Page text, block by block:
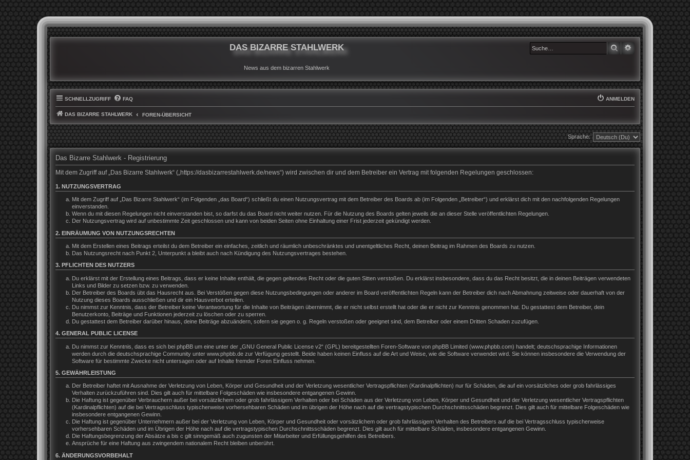
DAS BIZARRE STAHLWERK
News aus dem bizarren Stahlwerk
SUCHE
SCHNELLZUGRIFF FAQ ANMELDEN
DAS BIZARRE STAHLWERK FOREN-ÜBERSICHT
Sprache:
Das Bizarre Stahlwerk - Registrierung
Mit dem Zugriff auf „Das Bizarre Stahlwerk“ („https://dasbizarrestahlwerk.de/news“) wird zwischen dir und dem Betreiber ein Vertrag mit folgenden Regelungen geschlossen:
1. NUTZUNGSVERTRAG
Mit dem Zugriff auf „Das Bizarre Stahlwerk“ (im Folgenden „das Board“) schließt du einen Nutzungsvertrag mit dem Betreiber des Boards ab (im Folgenden „Betreiber“) und erklärst dich mit den nachfolgenden Regelungen
einverstanden.
Wenn du mit diesen Regelungen nicht einverstanden bist, so darfst du das Board nicht weiter nutzen. Für die Nutzung des Boards gelten jeweils die an dieser Stelle veröffentlichten Regelungen.
Der Nutzungsvertrag wird auf unbestimmte Zeit geschlossen und kann von beiden Seiten ohne Einhaltung einer Frist jederzeit gekündigt werden.
2. EINRÄUMUNG VON NUTZUNGSRECHTEN
Mit dem Erstellen eines Beitrags erteilst du dem Betreiber ein einfaches, zeitlich und räumlich unbeschränktes und unentgeltliches Recht, deinen Beitrag im Rahmen des Boards zu nutzen.
Das Nutzungsrecht nach Punkt 2, Unterpunkt a bleibt auch nach Kündigung des Nutzungsvertrages bestehen.
3. PFLICHTEN DES NUTZERS
Du erklärst mit der Erstellung eines Beitrags, dass er keine Inhalte enthält, die gegen geltendes Recht oder die guten Sitten verstoßen. Du erklärst insbesondere, dass du das Recht besitzt, die in deinen Beiträgen verwendeten
Links und Bilder zu setzen bzw. zu verwenden.
Der Betreiber des Boards übt das Hausrecht aus. Bei Verstößen gegen diese Nutzungsbedingungen oder anderer im Board veröffentlichten Regeln kann der Betreiber dich nach Abmahnung zeitweise oder dauerhaft von der
Nutzung dieses Boards ausschließen und dir ein Hausverbot erteilen.
Du nimmst zur Kenntnis, dass der Betreiber keine Verantwortung für die Inhalte von Beiträgen übernimmt, die er nicht selbst erstellt hat oder die er nicht zur Kenntnis genommen hat. Du gestattest dem Betreiber, dein
Benutzerkonto, Beiträge und Funktionen jederzeit zu löschen oder zu sperren.
Du gestattest dem Betreiber darüber hinaus, deine Beiträge abzuändern, sofern sie gegen o. g. Regeln verstoßen oder geeignet sind, dem Betreiber oder einem Dritten Schaden zuzufügen.
4. GENERAL PUBLIC LICENSE
Du nimmst zur Kenntnis, dass es sich bei phpBB um eine unter der „ GNU General Public License v2“ (GPL) bereitgestellten Foren-Software von phpBB Limited (www.phpbb.com) handelt; deutschsprachige Informationen
werden durch die deutschsprachige Community unter www.phpbb.de zur Verfügung gestellt. Beide haben keinen Einfluss auf die Art und Weise, wie die Software verwendet wird. Sie können insbesondere die Verwendung der
Software für bestimmte Zwecke nicht untersagen oder auf Inhalte fremder Foren Einfluss nehmen.
5. GEWÄHRLEISTUNG
Der Betreiber haftet mit Ausnahme der Verletzung von Leben, Körper und Gesundheit und der Verletzung wesentlicher Vertragspflichten (Kardinalpflichten) nur für Schäden, die auf ein vorsätzliches oder grob fahrlässiges
Verhalten zurückzuführen sind. Dies gilt auch für mittelbare Folgeschäden wie insbesondere entgangenen Gewinn.
Die Haftung ist gegenüber Verbrauchern außer bei vorsätzlichem oder grob fahrlässigem Verhalten oder bei Schäden aus der Verletzung von Leben, Körper und Gesundheit und der Verletzung wesentlicher Vertragspflichten
(Kardinalpflichten) auf die bei Vertragsschluss typischerweise vorhersehbaren Schäden und im übrigen der Höhe nach auf die vertragstypischen Durchschnittsschäden begrenzt. Dies gilt auch für mittelbare Folgeschäden wie
insbesondere entgangenen Gewinn.
Die Haftung ist gegenüber Unternehmern außer bei der Verletzung von Leben, Körper und Gesundheit oder vorsätzlichem oder grob fahrlässigem Verhalten des Betreibers auf die bei Vertragsschluss typischerweise
vorhersehbaren Schäden und im Übrigen der Höhe nach auf die vertragstypischen Durchschnittsschäden begrenzt. Dies gilt auch für mittelbare Schäden, insbesondere entgangenen Gewinn.
Die Haftungsbegrenzung der Absätze a bis c gilt sinngemäß auch zugunsten der Mitarbeiter und Erfüllungsgehilfen des Betreibers.
Ansprüche für eine Haftung aus zwingendem nationalem Recht bleiben unberührt.
6. ÄNDERUNGSVORBEHALT